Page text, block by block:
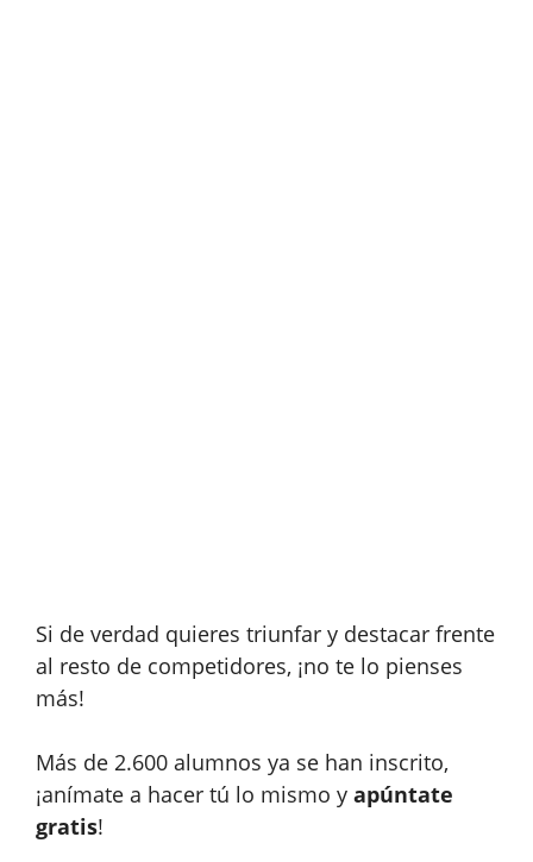
Si de verdad quieres triunfar y destacar frente
al resto de competidores, ¡no te lo pienses
más!
Más de 2.600 alumnos ya se han inscrito,
¡anímate a hacer tú lo mismo y apúntate
gratis!